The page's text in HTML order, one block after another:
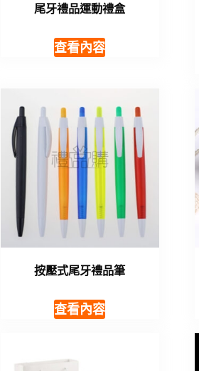
尾牙禮品運動禮盒
查看內容
按壓式尾牙禮品筆
查看內容